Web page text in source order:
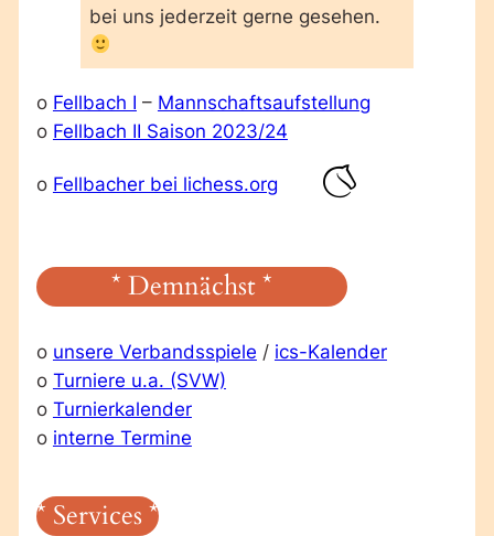
bei uns jederzeit gerne gesehen.
o Fellbach I – Mannschaftsaufstellung
o Fellbach II Saison 2023/24
o Fellbacher bei lichess.org
* Demnächst *
o unsere Verbandsspiele / ics-Kalender
o Turniere u.a. (SVW)
o Turnierkalender
o interne Termine
* Services *